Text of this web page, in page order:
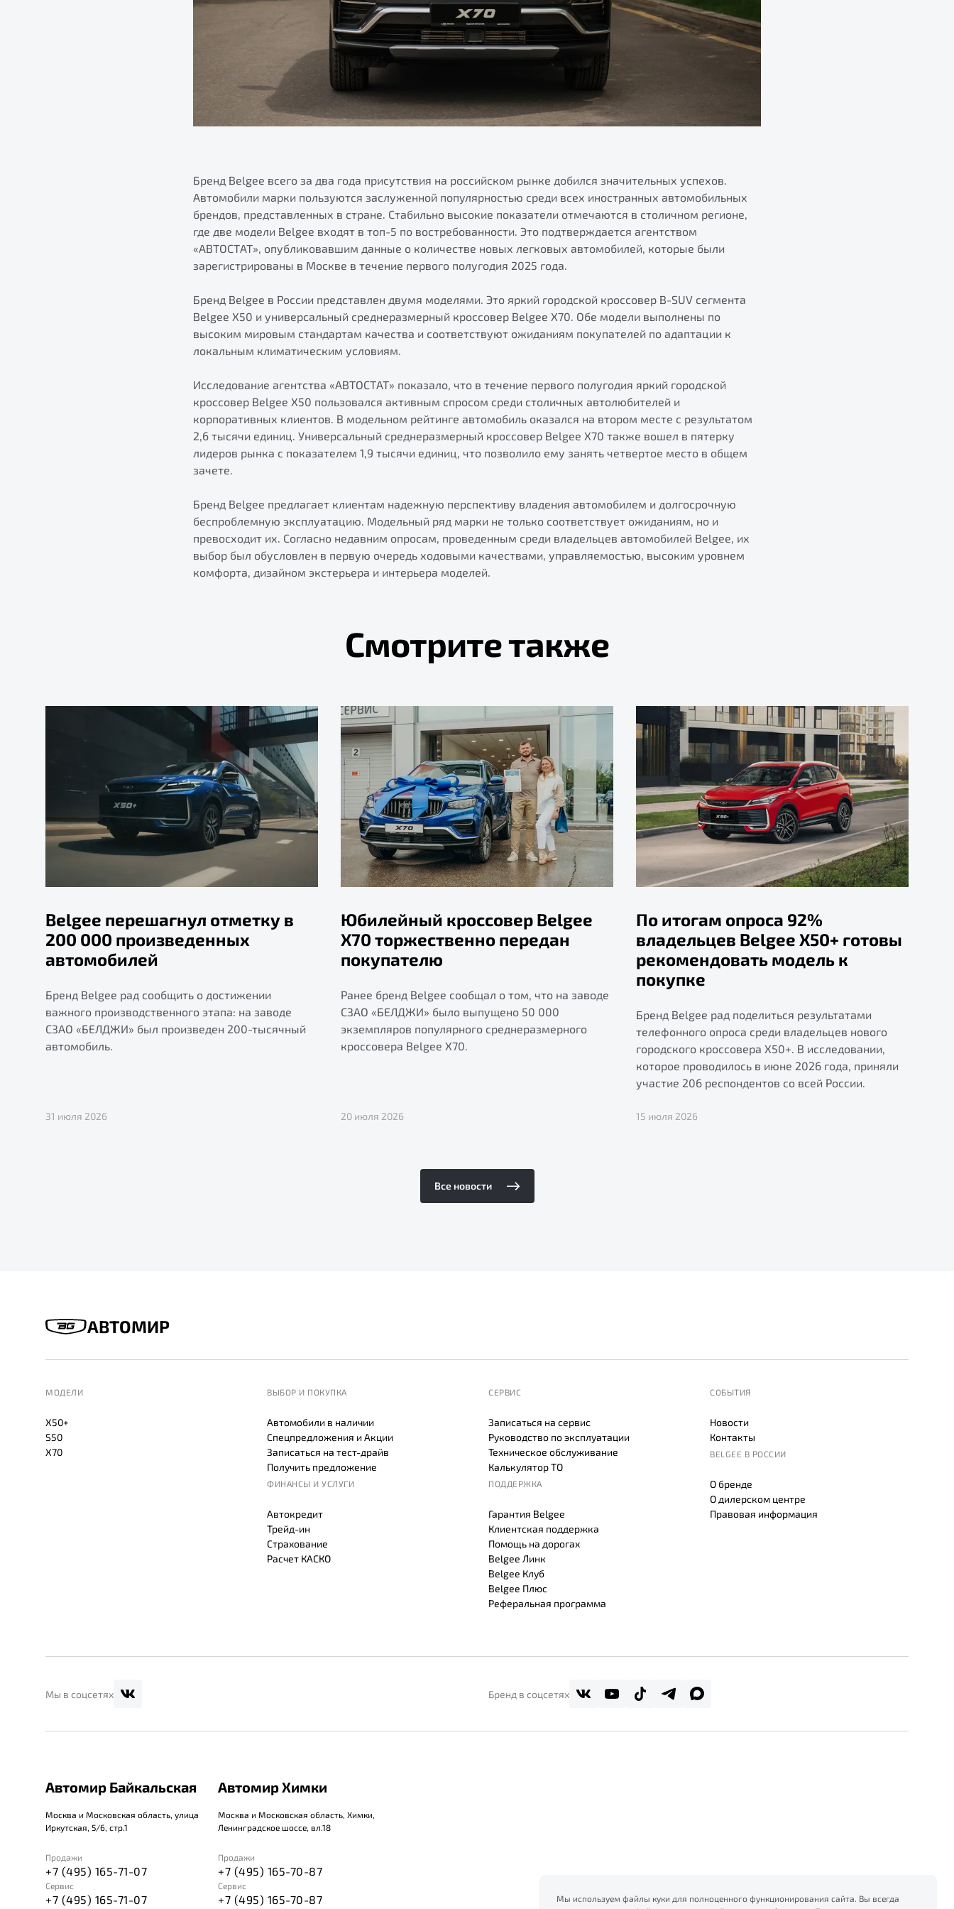
Бренд Belgee всего за два года присутствия на российском рынке добился значительных успехов.
Автомобили марки пользуются заслуженной популярностью среди всех иностранных автомобильных
брендов, представленных в стране. Стабильно высокие показатели отмечаются в столичном регионе,
где две модели Belgee входят в топ-5 по востребованности. Это подтверждается агентством
«АВТОСТАТ», опубликовавшим данные о количестве новых легковых автомобилей, которые были
зарегистрированы в Москве в течение первого полугодия 2025 года.
Бренд Belgee в России представлен двумя моделями. Это яркий городской кроссовер B-SUV сегмента
Belgee X50 и универсальный среднеразмерный кроссовер Belgee X70. Обе модели выполнены по
высоким мировым стандартам качества и соответствуют ожиданиям покупателей по адаптации к
локальным климатическим условиям.
Исследование агентства «АВТОСТАТ» показало, что в течение первого полугодия яркий городской
кроссовер Belgee X50 пользовался активным спросом среди столичных автолюбителей и
корпоративных клиентов. В модельном рейтинге автомобиль оказался на втором месте с результатом
2,6 тысячи единиц. Универсальный среднеразмерный кроссовер Belgee X70 также вошел в пятерку
лидеров рынка с показателем 1,9 тысячи единиц, что позволило ему занять четвертое место в общем
зачете.
Бренд Belgee предлагает клиентам надежную перспективу владения автомобилем и долгосрочную
беспроблемную эксплуатацию. Модельный ряд марки не только соответствует ожиданиям, но и
превосходит их. Согласно недавним опросам, проведенным среди владельцев автомобилей Belgee, их
выбор был обусловлен в первую очередь ходовыми качествами, управляемостью, высоким уровнем
комфорта, дизайном экстерьера и интерьера моделей.
Смотрите также
Belgee перешагнул отметку в
200 000 произведенных
автомобилей
Бренд Belgee рад сообщить о достижении
важного производственного этапа: на заводе
СЗАО «БЕЛДЖИ» был произведен 200-тысячный
автомобиль.
31 июля 2026
Юбилейный кроссовер Belgee
X70 торжественно передан
покупателю
Ранее бренд Belgee сообщал о том, что на заводе
СЗАО «БЕЛДЖИ» было выпущено 50 000
экземпляров популярного среднеразмерного
кроссовера Belgee X70.
20 июля 2026
По итогам опроса 92%
владельцев Belgee X50+ готовы
рекомендовать модель к
покупке
Бренд Belgee рад поделиться результатами
телефонного опроса среди владельцев нового
городского кроссовера X50+. В исследовании,
которое проводилось в июне 2026 года, приняли
участие 206 респондентов со всей России.
15 июля 2026
Все новости
АВТОМИР
МОДЕЛИ
X50+
S50
X70
ВЫБОР И ПОКУПКА
Автомобили в наличии
Спецпредложения и Акции
Записаться на тест-драйв
Получить предложение
ФИНАНСЫ И УСЛУГИ
Автокредит
Трейд-ин
Страхование
Расчет КАСКО
СЕРВИС
Записаться на сервис
Руководство по эксплуатации
Техническое обслуживание
Калькулятор ТО
ПОДДЕРЖКА
Гарантия Belgee
Клиентская поддержка
Помощь на дорогах
Belgee Линк
Belgee Клуб
Belgee Плюс
Реферальная программа
СОБЫТИЯ
Новости
Контакты
BELGEE В РОССИИ
О бренде
О дилерском центре
Правовая информация
Мы в соцсетях Бренд в соцсетях
Автомир Байкальская
Москва и Московская область, улица
Иркутская, 5/6, стр.1
Продажи
+7 (495) 165-71-07
Сервис
+7 (495) 165-71-07
Автомир Химки
Москва и Московская область, Химки,
Ленинградское шоссе, вл.18
Продажи
+7 (495) 165-70-87
Сервис
+7 (495) 165-70-87
Мы используем файлы куки для полноценного функционирования сайта. Вы всегда